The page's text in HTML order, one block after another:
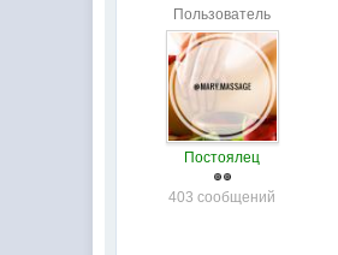
Пользователь
Постоялец
403 сообщений